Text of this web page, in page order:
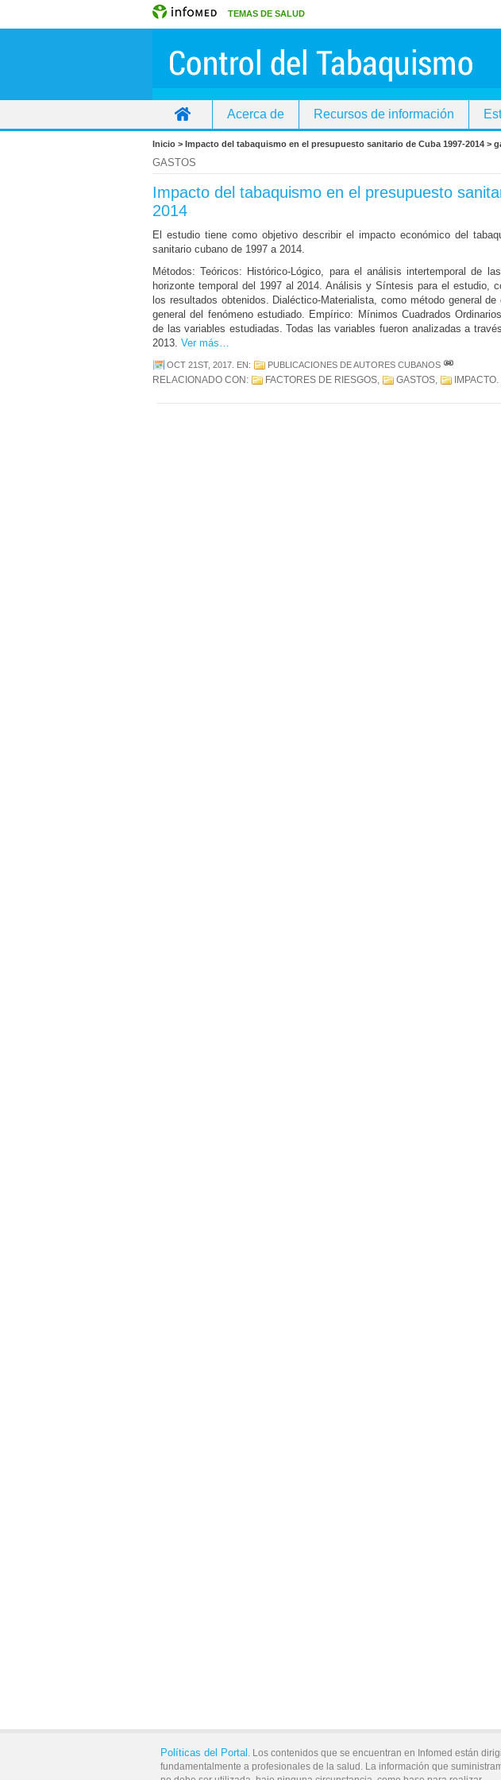
TEMAS DE SALUD
Acerca de Recursos de información
Inicio > Impacto del tabaquismo en el presupuesto sanitario de Cuba 1997-2014 >
GASTOS
Impacto del tabaquismo en el presupuesto
2014
El estudio tiene como objetivo describir el impacto económico del
sanitario cubano de 1997 a 2014.
Métodos: Teóricos: Histórico-Lógico, para el análisis intertemporal de
horizonte temporal del 1997 al 2014. Análisis y Síntesis para el estudio,
los resultados obtenidos. Dialéctico-Materialista, como método general
general del fenómeno estudiado. Empírico: Mínimos Cuadrados
de las variables estudiadas. Todas las variables fueron analizadas a
2013. Ver más…
OCT 21ST, 2017 . EN: PUBLICACIONES DE AUTORES CUBANOS
RELACIONADO CON: FACTORES DE RIESGOS, GASTOS, IMPACTO.
Políticas del Portal . Los contenidos que se encuentran en Infomed están
fundamentalmente a profesionales de la salud. La información que